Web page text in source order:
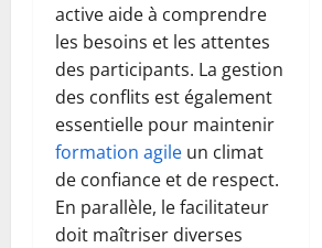
active aide à comprendre
les besoins et les attentes
des participants. La gestion
des conflits est également
essentielle pour maintenir
formation agile un climat
de confiance et de respect.
En parallèle, le facilitateur
doit maîtriser diverses